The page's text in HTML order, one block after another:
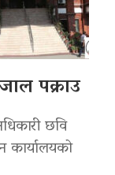
पक्राउ
छवि
कार्यालयको